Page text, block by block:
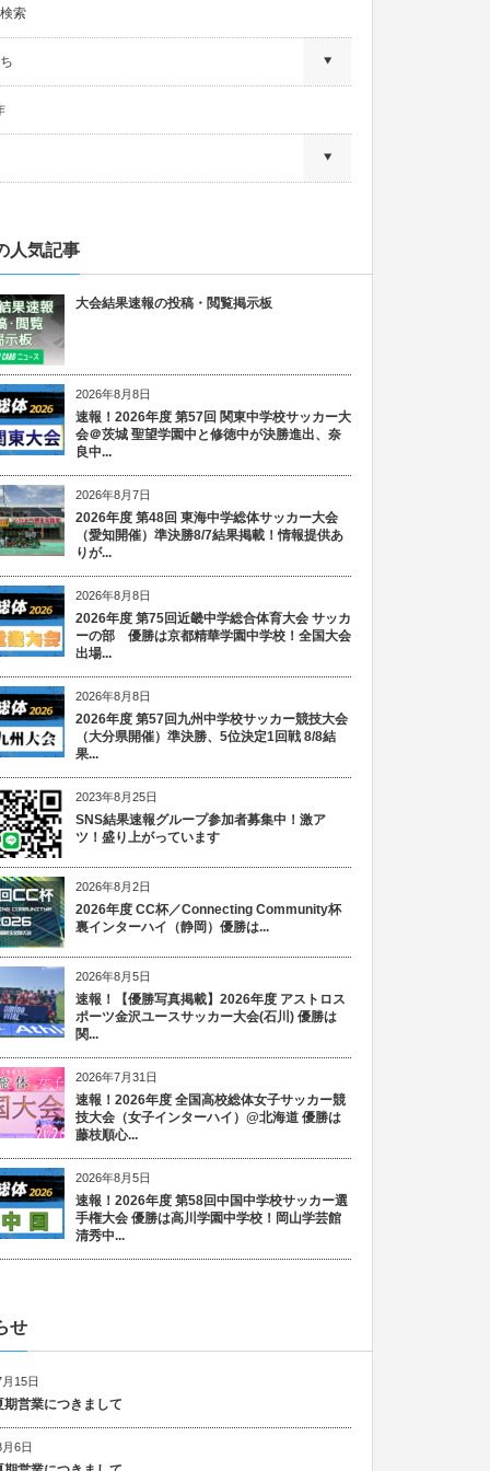
索
人気記事
大会結果速報の投稿・閲覧掲示板
2026年8月8日
速報！2026年度 第57回 関東中学校サッカー大
会＠茨城 聖望学園中と修徳中が決勝進出、奈
良中...
2026年8月7日
2026年度 第48回 東海中学総体サッカー大会
（愛知開催）準決勝8/7結果掲載！情報提供あ
りが...
2026年8月8日
2026年度 第75回近畿中学総合体育大会 サッカ
ーの部 優勝は京都精華学園中学校！全国大会
出場...
2026年8月8日
2026年度 第57回九州中学校サッカー競技大会
（大分県開催）準決勝、5位決定1回戦 8/8結
果...
2023年8月25日
SNS結果速報グループ参加者募集中！激ア
ツ！盛り上がっています
2026年8月2日
2026年度 CC杯／Connecting Community杯
裏インターハイ（静岡）優勝は...
2026年8月5日
速報！【優勝写真掲載】2026年度 アストロス
ポーツ金沢ユースサッカー大会(石川) 優勝は
関...
2026年7月31日
速報！2026年度 全国高校総体女子サッカー競
技大会（女子インターハイ）@北海道 優勝は
藤枝順心...
2026年8月5日
速報！2026年度 第58回中国中学校サッカー選
手権大会 優勝は高川学園中学校！岡山学芸館
清秀中...
せ
15日
期営業につきまして
6日